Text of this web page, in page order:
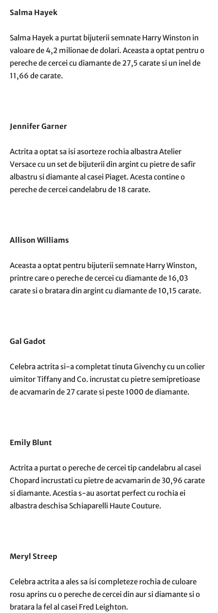
Salma Hayek
Salma Hayek a purtat bijuterii semnate Harry Winston in
valoare de 4,2 milionae de dolari. Aceasta a optat pentru o
pereche de cercei cu diamante de 27,5 carate si un inel de
11,66 de carate.
Jennifer Garner
Actrita a optat sa isi asorteze rochia albastra Atelier
Versace cu unset de bijuterii din argint cu pietrede safir
albastru si diamante al casei Piaget. Acesta contine o
pereche de cercei candelabru de 18 carate.
Allison Williams
Aceasta a optat pentru bijuterii semnate Harry Winston,
printre care o pereche de cercei cu diamante de 16,03
carate si o bratara din argintcu diamante de 10,15 carate.
Gal Gadot
Celebra actrita si-a completat tinuta Givenchy cu un colier
uimitor Tiffany and Co. incrustat cu pietre semipretioase
de acvamarin de 27 carate si peste 1000 de diamante.
Emily Blunt
Actrita a purtat o pereche de cercei tip candelabru al casei
Chopard incrustati cu pietre de acvamarin de 30,96 carate
si diamante. Acestia s-au asortat perfect cu rochia ei
albastra deschisa Schiaparelli Haute Couture.
Meryl Streep
Celebra actrita a ales sa isi completeze rochia de culoare
rosu aprins cu o pereche de cercei din aur si diamante si o
bratara la fel al casei Fred Leighton.